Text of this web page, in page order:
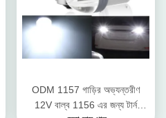
ODM 1157 গাড়ির অভ্যন্তরীণ
12V বাল্ব 1156 এর জন্য টার্ন